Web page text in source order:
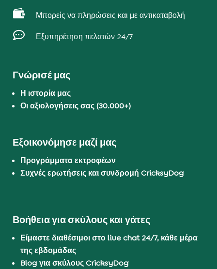
 Μπορείς να πληρώσεις και με αντικαταβολή
 Εξυπηρέτηση πελατών 24/7
Γνώρισέ μας
Η ιστορία μας
Οι αξιολογήσεις σας (30.000+)
Εξοικονόμησε μαζί μας
Προγράμματα εκτροφέων
Συχνές ερωτήσεις και συνδρομή CricksyDog
Βοήθεια για σκύλους και γάτες
Είμαστε διαθέσιμοι στο live chat 24/7, κάθε μέρα
της εβδομάδας
Blog για σκύλους CricksyDog